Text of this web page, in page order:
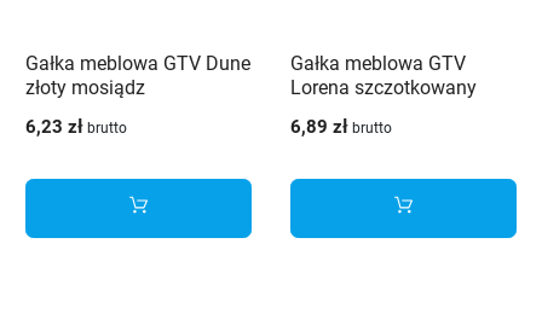
Gałka meblowa GTV Dune
złoty mosiądz
6,23 zł brutto
Gałka meblowa GTV
Lorena szczotkowany
6,89 zł brutto